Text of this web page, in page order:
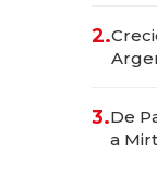
2.
las
3.De
a